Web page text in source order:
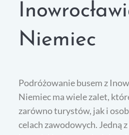
Niemiec
Podróżowanie busem z
Niemiec ma wiele zalet,
zarówno turystów, jak i
celach zawodowych. Jedną